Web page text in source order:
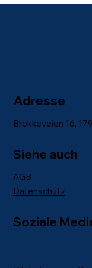
Adresse
Brekkeveien 16,
Soziale
Siehe auch
AGB
Datenschutz